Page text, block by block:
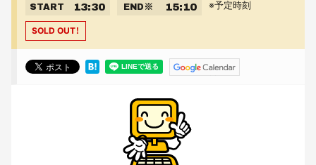
START 13:30 END ※ 15:10 ※予定時刻
SOLD OUT！